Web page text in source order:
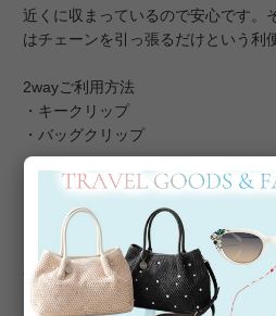
近くに収まっているので安心です。
はチェーンを引っ張るだけという利
2wayご利用方法
・キークリップ
・バッグクリップ
チェーンを取り外して、バッグのポ
ど、さまざまな使い方をお楽しみい
です。外出中もスイカモチーフで
クリップは、ご自身用だけではなく
方へのギフトとしてもオススメです。